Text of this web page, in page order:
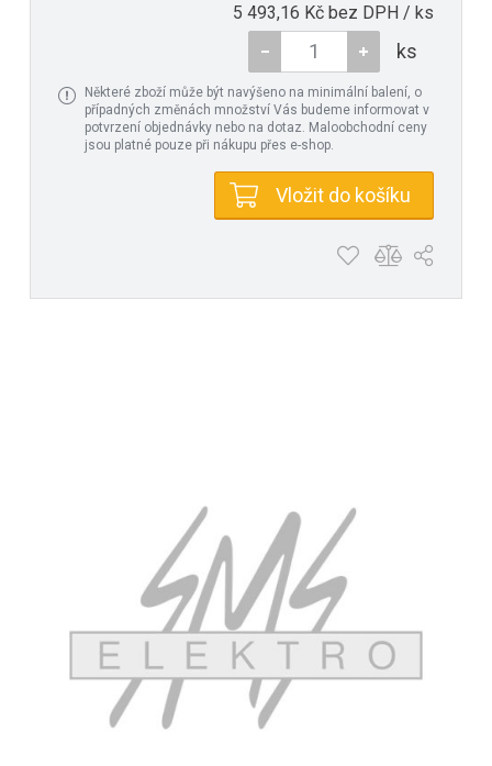
5 493,16 Kč bez DPH / ks
ks
Některé zboží může být navýšeno na minimální balení, o
případných změnách množství Vás budeme informovat v
potvrzení objednávky nebo na dotaz. Maloobchodní ceny
jsou platné pouze při nákupu přes e-shop.
Vložit do košíku